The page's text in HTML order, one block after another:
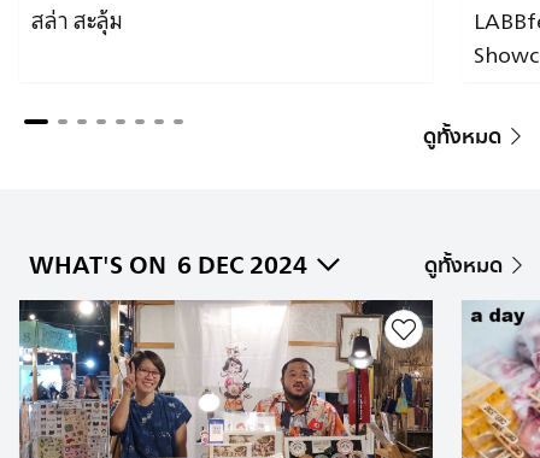
สล่า สะลุ้ม
ดูทั้งหมด
WHAT'S ON 6 DEC 2024 ดูทั้งหมด